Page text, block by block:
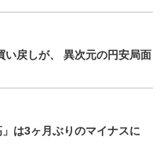
い戻しが、 異次元の円安局面
は3ヶ月ぶりのマイナスに